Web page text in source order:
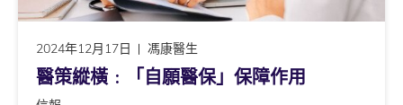
2024年12月17日 馮康醫生
醫策縱橫﹕「自願醫保」保障作用